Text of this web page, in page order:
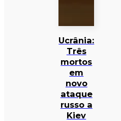
Ucrânia:
Três
mortos
em
novo
ataque
russo a
Kiev